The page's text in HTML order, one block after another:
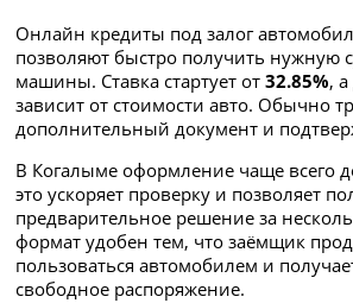
Онлайн кредиты под залог
позволяют быстро получить нужную
машины. Ставка стартует от32.85%,
зависит от стоимости авто. Обычно
дополнительный документ и
В Когалыме оформление чаще всего
это ускоряет проверку и позволяет
предварительное решение за
формат удобен тем, что заёмщик
пользоваться автомобилем и
свободное распоряжение.